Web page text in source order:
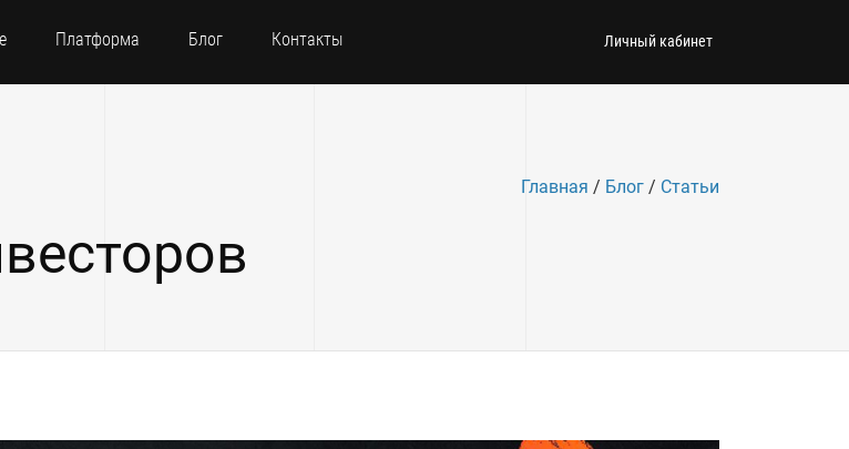
Платформа Блог Контакты Личный кабинет
Главная / Блог / Статьи